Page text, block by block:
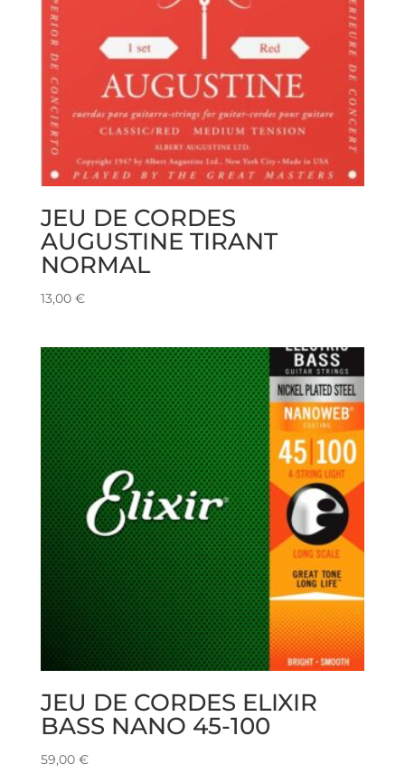
JEU DE CORDES
AUGUSTINE TIRANT
NORMAL
13,00 €
JEU DE CORDES ELIXIR
BASS NANO 45-100
59,00 €